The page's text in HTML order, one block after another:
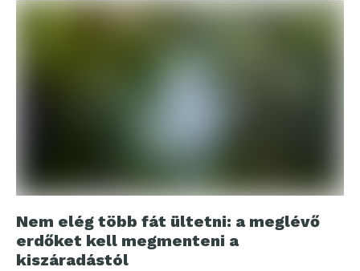
Nem elég több fát ültetni: a meglévő
erdőket kell megmenteni a
kiszáradástól